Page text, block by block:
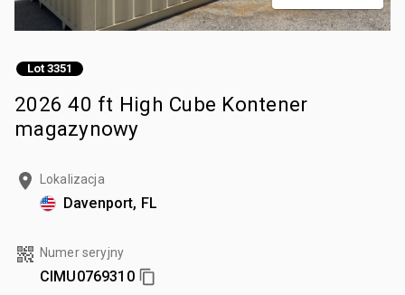
Lot 3351
2026 40 ft High Cube Kontener
magazynowy
Lokalizacja
Davenport, FL
Numer seryjny
CIMU0769310